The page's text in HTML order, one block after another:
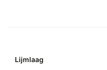
Lijmlaag